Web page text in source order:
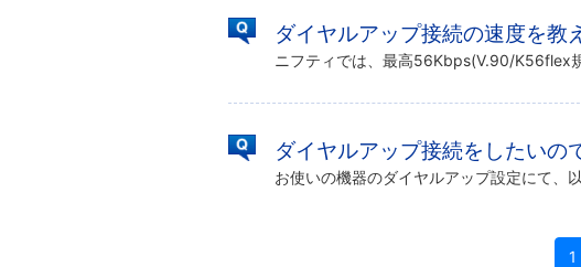
ダイヤルアップ接続の速度を教
ダイヤルアップ接続をしたいの
1